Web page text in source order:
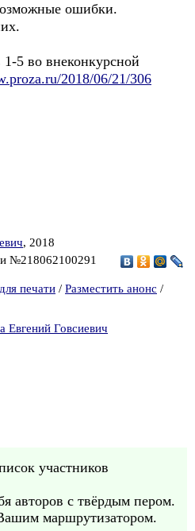
ошибки.
5 во внеконкурсной
2018/06/21/306
, 2018
№218062100291
печати / Разместить анонс /
Евгений Говсиевич
участников
авторов с твёрдым пером.
маршрутизатором.